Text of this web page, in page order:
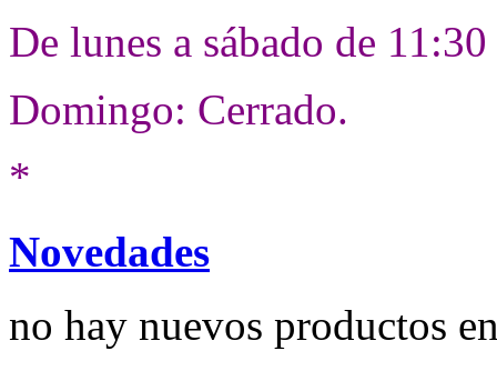
De lunes a sábado de
Domingo: Cerrado.
*
Novedades
no hay nuevos productos